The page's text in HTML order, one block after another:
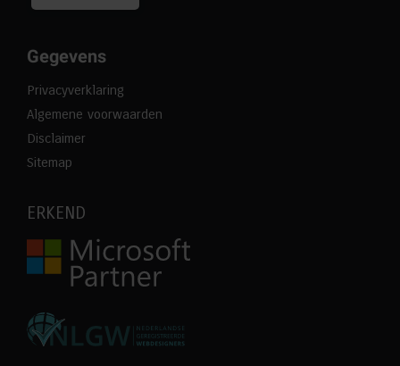
Gegevens
Privacyverklaring
Algemene voorwaarden
Disclaimer
Sitemap
ERKEND